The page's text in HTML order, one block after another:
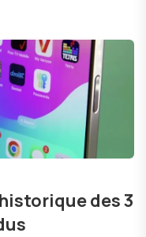
des 3